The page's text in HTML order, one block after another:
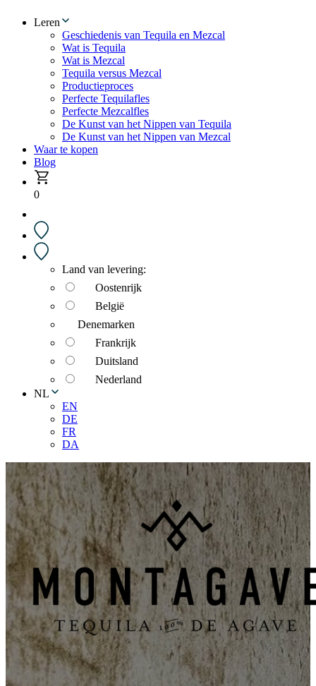
Leren
Geschiedenis van Tequila en Mezcal
Wat is Tequila
Wat is Mezcal
Tequila versus Mezcal
Productieproces
Perfecte Tequilafles
Perfecte Mezcalfles
De Kunst van het Nippen van Tequila
De Kunst van het Nippen van Mezcal
Waar te kopen
Blog
0
Land van levering:
Oostenrijk
België
Denemarken
Frankrijk
Duitsland
Nederland
NL
EN
DE
FR
DA